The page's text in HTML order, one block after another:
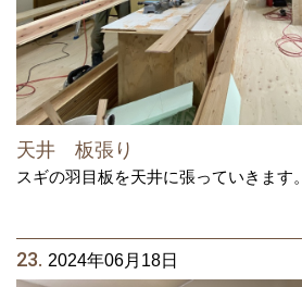
天井 板張り
スギの羽目板を天井に張っていきます。
23. 2024年06月18日